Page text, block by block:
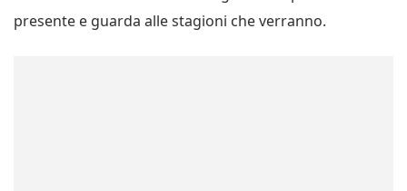
presente e guarda alle stagioni che verranno.